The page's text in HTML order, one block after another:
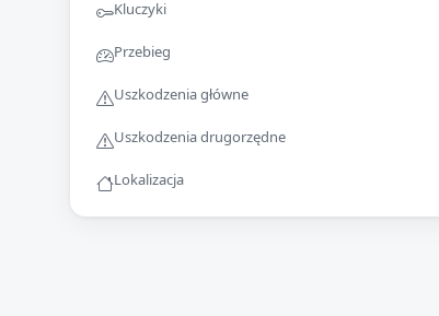
Kluczyki
Przebieg
Uszkodzenia główne
Uszkodzenia drugorzędne
Lokalizacja